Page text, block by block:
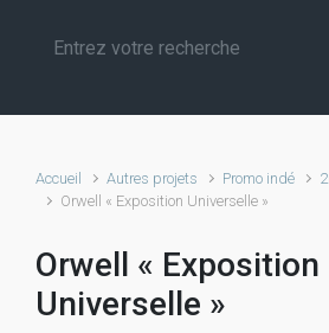
Accueil Autres projets Promo indé
Orwell « Exposition Universelle »
Orwell « Exposition
Universelle »